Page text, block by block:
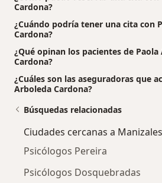
Cardona?
¿Cuándo podría tener una cita con
Cardona?
¿Qué opinan los pacientes de
Cardona?
¿Cuáles son las aseguradoras que
Arboleda Cardona?
Búsquedas relacionadas
Ciudades cercanas a Manizales
Psicólogos Pereira
Psicólogos Dosquebradas